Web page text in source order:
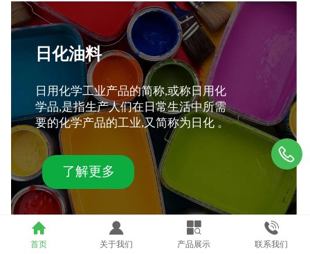
日化油料
日用化学工业产品的简称,或称日用化
学品,是指生产人们在日常生活中所需
要的化学产品的工业,又简称为日化 。
了解更多
首页 关于我们 产品展示 联系我们